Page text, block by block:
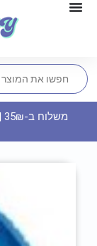
משלוח ב-35₪ |